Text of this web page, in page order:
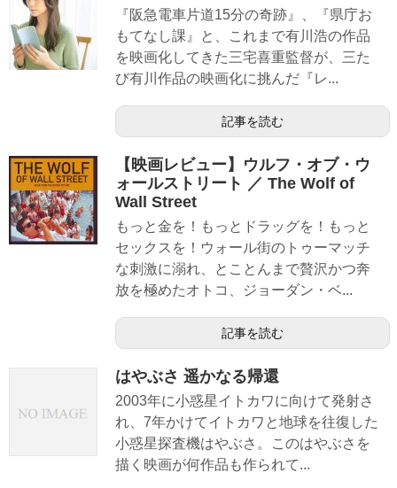
『阪急電車片道15分の奇跡』、『県庁お
もてなし課』と、これまで有川浩の作品
を映画化してきた三宅喜重監督が、三た
び有川作品の映画化に挑んだ『レ...
記事を読む
【映画レビュー】ウルフ・オブ・ウ
ォールストリート ／ The Wolf of
Wall Street
もっと金を！もっとドラッグを！もっと
セックスを！ウォール街のトゥーマッチ
な刺激に溺れ、とことんまで贅沢かつ奔
放を極めたオトコ、ジョーダン・ベ...
記事を読む
はやぶさ 遥かなる帰還
2003年に小惑星イトカワに向けて発射さ
れ、7年かけてイトカワと地球を往復した
小惑星探査機はやぶさ。このはやぶさを
描く映画が何作品も作られて...